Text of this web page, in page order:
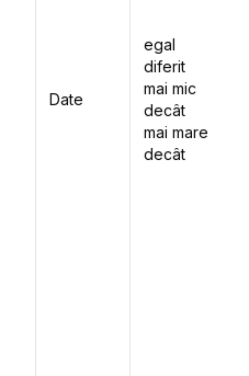
Date
egal
diferit
mai mic
decât
mai mare
decât